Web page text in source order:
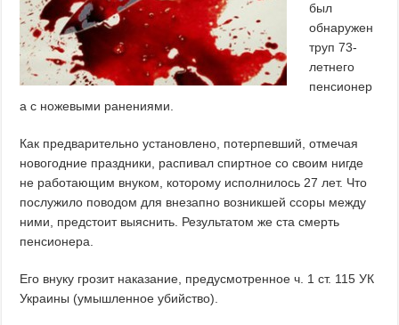
был
обнаружен
труп 73-
летнего
пенсионер
а с ножевыми ранениями.
Как предварительно установлено, потерпевший, отмечая
новогодние праздники, распивал спиртное со своим нигде
не работающим внуком, которому исполнилось 27 лет. Что
послужило поводом для внезапно возникшей ссоры между
ними, предстоит выяснить. Результатом же ста смерть
пенсионера.
Его внуку грозит наказание, предусмотренное ч. 1 ст. 115 УК
Украины (умышленное убийство).